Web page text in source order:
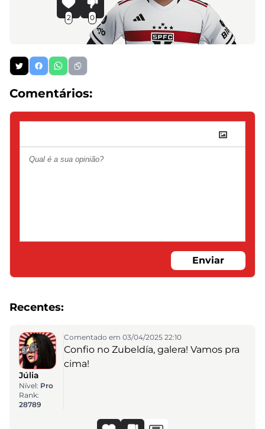
2 0
Comentários:
Enviar
Recentes:
Júlia
Nível: Pro
Rank:
28789
Comentado em 03/04/2025 22:10
Confio no Zubeldía, galera! Vamos pra
cima!